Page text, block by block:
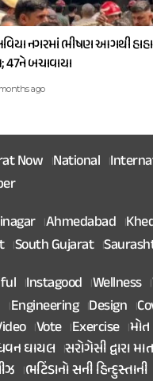
નગરમાં ભીષણ આગથી
47ને બચાવાયા
ago
Now National
Ahmedabad
South Gujarat
Instagood Wellness
Engineering Design
Vote Exercise મોત
ઘાયલ સરોગેસી દ્વારા
ભટિંડાનો સની હિન્દુસ્તાની